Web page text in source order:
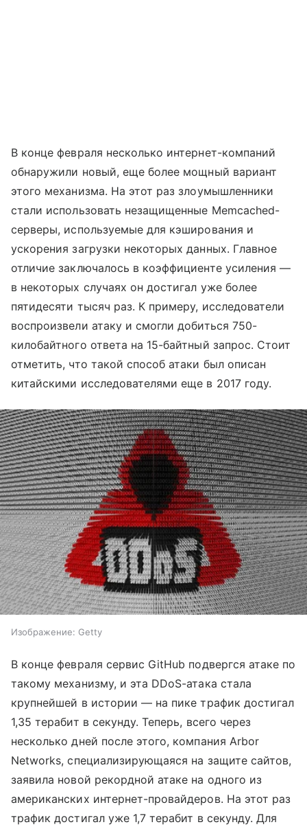
В конце февраля несколько интернет-компаний
обнаружили новый, еще более мощный вариант
этого механизма. На этот раз злоумышленники
стали использовать незащищенные Memcached-
серверы, используемые для кэширования и
ускорения загрузки некоторых данных. Главное
отличие заключалось в коэффициенте усиления —
в некоторых случаях он достигал уже более
пятидесяти тысяч раз. К примеру, исследователи
воспроизвели атаку и смогли добиться 750-
килобайтного ответа на 15-байтный запрос. Стоит
отметить, что такой способ атаки был описан
китайскими исследователями еще в 2017 году.
Изображение: Getty
В конце февраля сервис GitHub подвергся атаке по
такому механизму, и эта DDoS-атака стала
крупнейшей в истории — на пике трафик достигал
1,35 терабит в секунду. Теперь, всего через
несколько дней после этого, компания Arbor
Networks, специализирующаяся на защите сайтов,
заявила новой рекордной атаке на одного из
американских интернет-провайдеров. На этот раз
трафик достигал уже 1,7 терабит в секунду. Для